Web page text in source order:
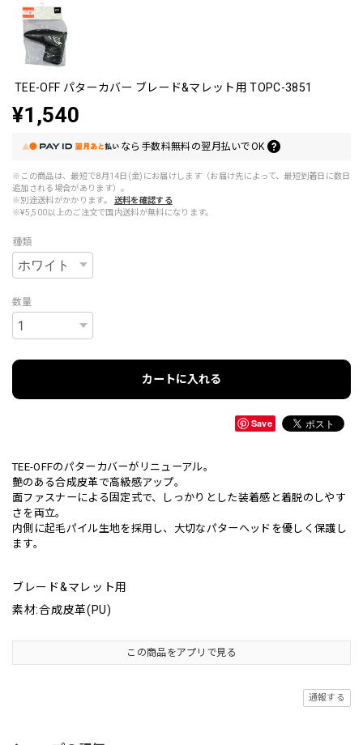
TEE-OFF パターカバー ブレード&マレット用 TOPC-3851
¥1,540
なら 手数料無料の翌月払いでOK
※この商品は、最短で8月14日(金)にお届けします（お届け先によって、最短到着日に数日
追加される場合があります）。
※別途送料がかかります。
送料を確認する
※¥5,500以上のご注文で国内送料が無料になります。
種類
数量
カートに入れる
Save
TEE-OFFのパターカバーがリニューアル。
艶のある合成皮革で高級感アップ。
面ファスナーによる固定式で、しっかりとした装着感と着脱のしやす
さを両立。
内側に起毛パイル生地を採用し、大切なパターヘッドを優しく保護し
ます。
ブレード&マレット用
素材:合成皮革(PU)
この商品をアプリで見る
通報する